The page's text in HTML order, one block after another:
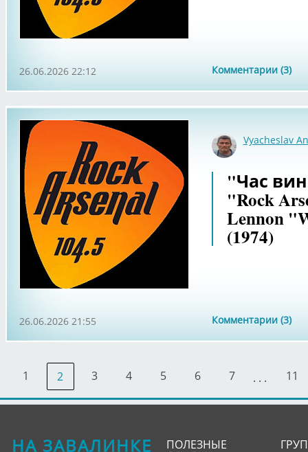
Комментарии (3)
26.06.2026 22:12
Vyacheslav
"Час
"Rock
Lennon
(1974)
Комментарии (3)
26.06.2026 21:55
1 2 3 4 5 6 7 . . . 11
НА ЗАВАЛИНКЕ ПОЛЕЗНЫЕ